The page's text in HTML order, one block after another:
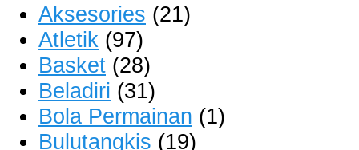
Aksesories (21)
Atletik (97)
Basket (28)
Beladiri (31)
Bola Permainan (1)
Bulutangkis (19)